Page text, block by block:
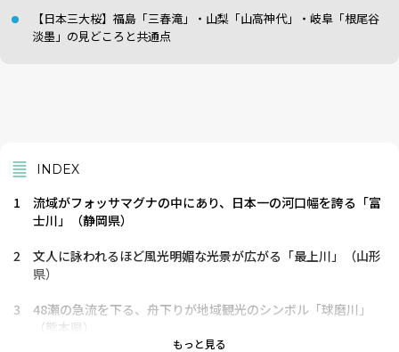
【日本三大桜】福島「三春滝」・山梨「山高神代」・岐阜「根尾谷
淡墨」の見どころと共通点
もっと見る
INDEX
1
流域がフォッサマグナの中にあり、日本一の河口幅を誇る「富
士川」（静岡県）
2
文人に詠われるほど風光明媚な光景が広がる「最上川」（山形
県）
3
48瀬の急流を下る、舟下りが地域観光のシンボル「球磨川」
（熊本県）